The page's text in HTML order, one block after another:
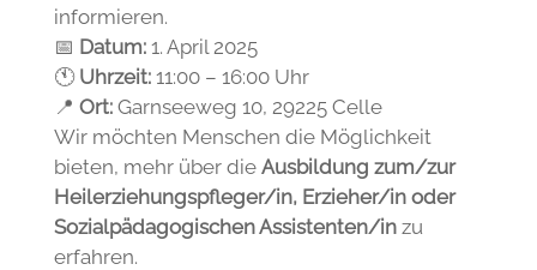
informieren.
📅 Datum: 1. April 2025
🕚 Uhrzeit: 11:00 – 16:00 Uhr
📍 Ort: Garnseeweg 10, 29225 Celle
Wir möchten Menschen die Möglichkeit
bieten, mehr über die Ausbildung zum/zur
Heilerziehungspfleger/in, Erzieher/in oder
Sozialpädagogischen Assistenten/in zu
erfahren.